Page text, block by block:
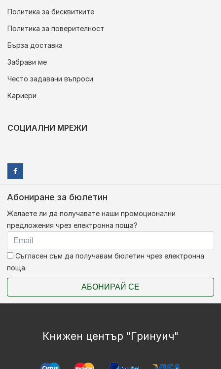
Политика за бисквитките
Политика за поверителност
Бърза доставка
Забрави ме
Често задавани въпроси
Кариери
СОЦИАЛНИ МРЕЖИ
Абониране за бюлетин
Желаете ли да получавате наши промоционални
предложения чрез електронна поща?
Съгласен съм да получавам бюлетин чрез електронна
поща.
АБОНИРАЙ СЕ
Книжен център "Гринуич"